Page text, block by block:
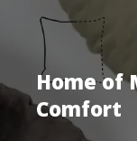
Home of
Comfort